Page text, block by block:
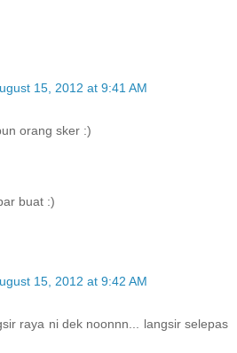
15, 2012 at 9:41 AM
orang sker :)
buat :)
15, 2012 at 9:42 AM
raya ni dek noonnn... langsir selepas